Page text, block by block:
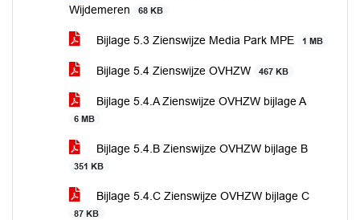
Wijdemeren
68 KB
Bijlage 5.3 Zienswijze Media Park MPE 1 MB
Bijlage 5.4 Zienswijze OVHZW 467 KB
Bijlage 5.4.A Zienswijze OVHZW bijlage A
6 MB
Bijlage 5.4.B Zienswijze OVHZW bijlage B
351 KB
Bijlage 5.4.C Zienswijze OVHZW bijlage C
87 KB